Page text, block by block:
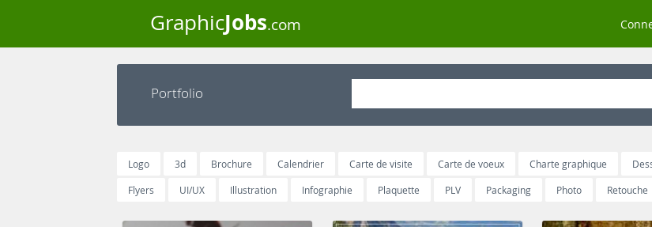
GraphicJobs.com
Portfolio
Logo 3d Brochure Calendrier Carte de visite Carte de voeux Charte graphique
Flyers UI/UX Illustration Infographie Plaquette PLV Packaging Photo Retouche